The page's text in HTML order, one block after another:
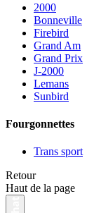
2000
Bonneville
Firebird
Grand Am
Grand Prix
J-2000
Lemans
Sunbird
Fourgonnettes
Trans sport
Retour
Haut de la page